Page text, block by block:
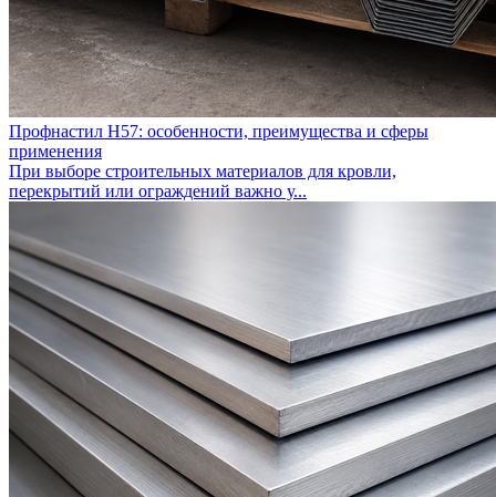
Профнастил Н57: особенности, преимущества и сферы
применения
При выборе строительных материалов для кровли,
перекрытий или ограждений важно у...